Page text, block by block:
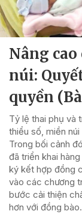
Nâng
núi:
quyền
Tỷ lệ thai phụ và
thiểu số, miền
Trong bối cảnh
đã triển khai
ký kết hợp đồng
vào các chương
bước cải thiện
hơn với đồng bào.